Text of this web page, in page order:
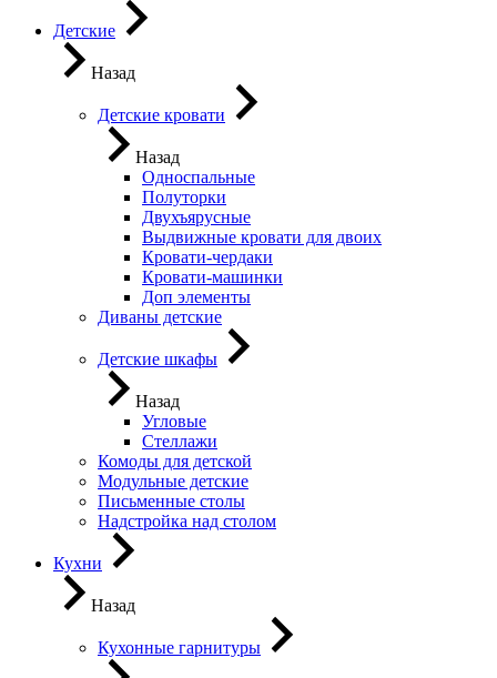
Детские
Назад
Детские кровати
Назад
Односпальные
Полуторки
Двухъярусные
Выдвижные кровати для двоих
Кровати-чердаки
Кровати-машинки
Доп элементы
Диваны детские
Детские шкафы
Назад
Угловые
Стеллажи
Комоды для детской
Модульные детские
Письменные столы
Надстройка над столом
Кухни
Назад
Кухонные гарнитуры